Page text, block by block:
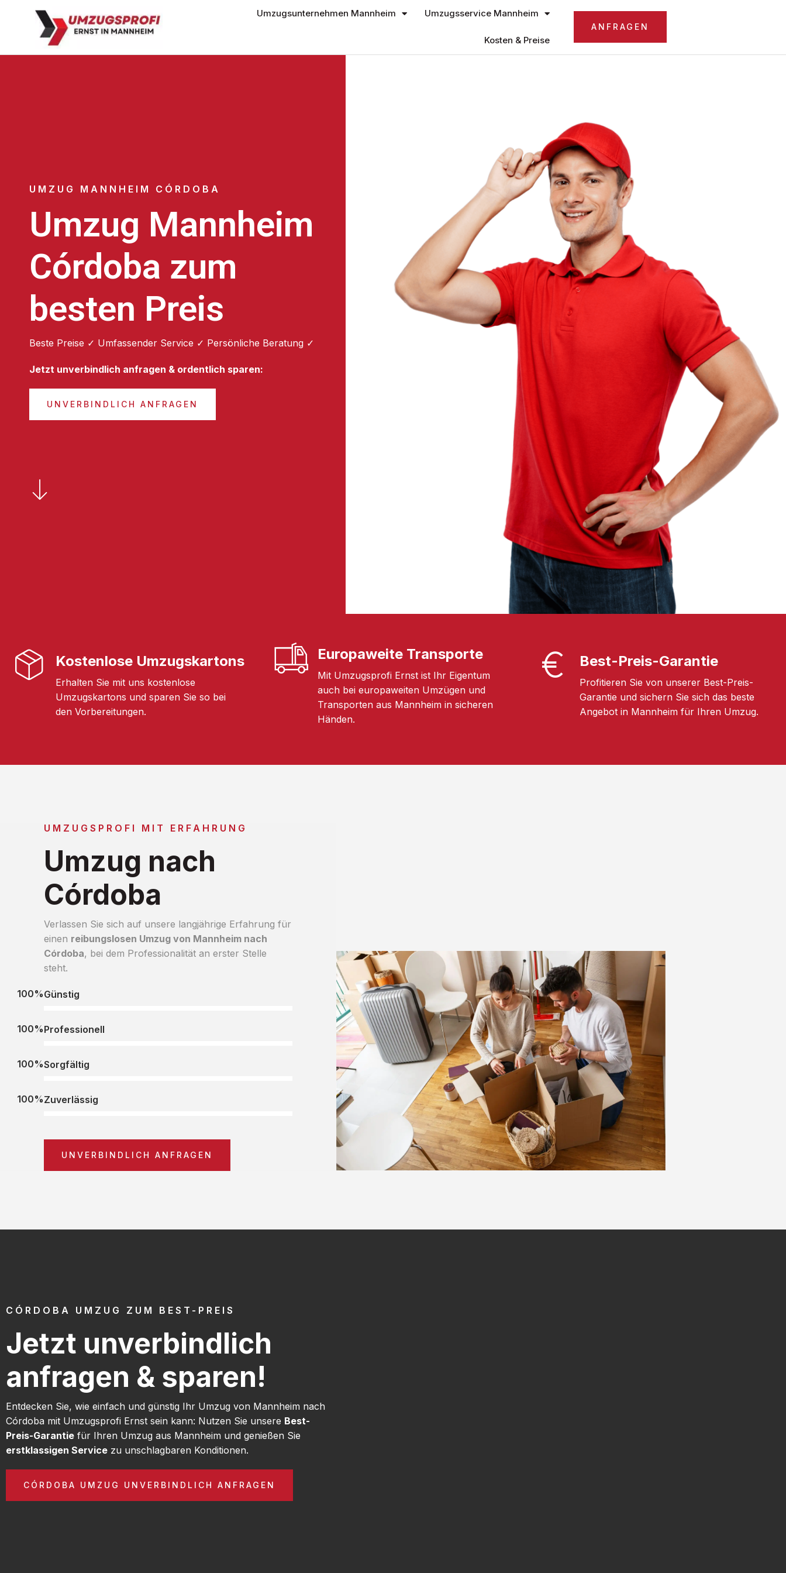
Umzugsunternehmen Mannheim Umzugsservice Mannheim
Kosten & Preise
ANFRAGEN
UMZUG MANNHEIM CÓRDOBA
Umzug Mannheim
Córdoba zum
besten Preis
Beste Preise ✓ Umfassender Service ✓ Persönliche Beratung ✓
Jetzt unverbindlich anfragen & ordentlich sparen:
UNVERBINDLICH ANFRAGEN
Kostenlose Umzugskartons
Erhalten Sie mit uns kostenlose
Umzugskartons und sparen Sie so bei
den Vorbereitungen.
Europaweite Transporte
Mit Umzugsprofi Ernst ist Ihr Eigentum
auch bei europaweiten Umzügen und
Transporten aus Mannheim in sicheren
Händen.
Best-Preis-Garantie
Profitieren Sie von unserer Best-Preis-
Garantie und sichern Sie sich das beste
Angebot in Mannheim für Ihren Umzug.
UMZUGSPROFI MIT ERFAHRUNG
Umzug nach
Córdoba
Verlassen Sie sich auf unsere langjährige Erfahrung für
einen reibungslosen Umzug von Mannheim nach
Córdoba, bei dem Professionalität an erster Stelle
steht.
Günstig
100%
Professionell
100%
Sorgfältig
100%
Zuverlässig
100%
UNVERBINDLICH ANFRAGEN
CÓRDOBA UMZUG ZUM BEST-PREIS
Jetzt unverbindlich
anfragen & sparen!
Entdecken Sie, wie einfach und günstig Ihr Umzug von Mannheim nach
Córdoba mit Umzugsprofi Ernst sein kann: Nutzen Sie unsere Best-
Preis-Garantie für Ihren Umzug aus Mannheim und genießen Sie
erstklassigen Service zu unschlagbaren Konditionen.
CÓRDOBA UMZUG UNVERBINDLICH ANFRAGEN